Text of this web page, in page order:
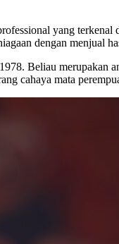
yang
dengan menjual
Beliau
cahaya mata